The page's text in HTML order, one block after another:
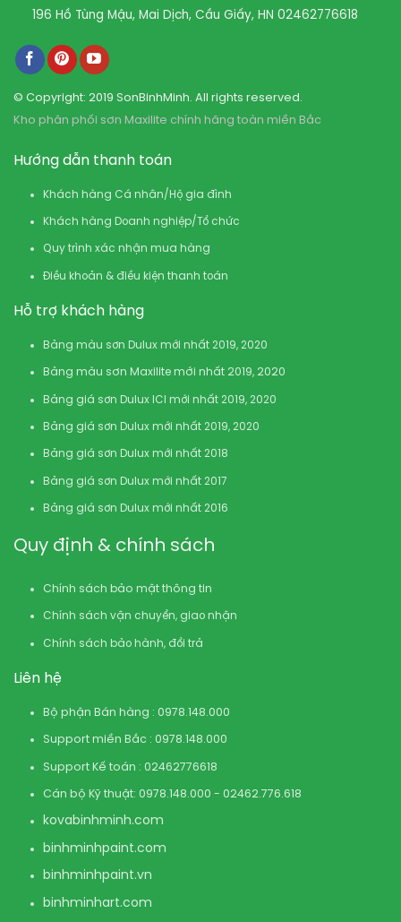
196 Hồ Tùng Mậu, Mai Dịch, Cầu Giấy, HN 02462776618
© Copyright: 2019 SonBinhMinh. All rights reserved.
Kho phân phối sơn Maxilite chính hãng toàn miền Bắc
Hướng dẫn thanh toán
Khách hàng Cá nhân/Hộ gia đình
Khách hàng Doanh nghiệp/Tổ chức
Quy trình xác nhận mua hàng
Điều khoản & điều kiện thanh toán
Hỗ trợ khách hàng
Bảng màu sơn Dulux mới nhất 2019, 2020
Bảng màu sơn Maxilite mới nhất 2019, 2020
Bảng giá sơn Dulux ICI mới nhất 2019, 2020
Bảng giá sơn Dulux mới nhất 2019, 2020
Bảng giá sơn Dulux mới nhất 2018
Bảng giá sơn Dulux mới nhất 2017
Bảng giá sơn Dulux mới nhất 2016
Quy định & chính sách
Chính sách bảo mật thông tin
Chính sách vận chuyển, giao nhận
Chính sách bảo hành, đổi trả
Liên hệ
Bộ phận Bán hàng : 0978.148.000
Support miền Bắc : 0978.148.000
Support Kế toán : 02462776618
Cán bộ Kỹ thuật: 0978.148.000 - 02462.776.618
kovabinhminh.com
binhminhpaint.com
binhminhpaint.vn
binhminhart.com